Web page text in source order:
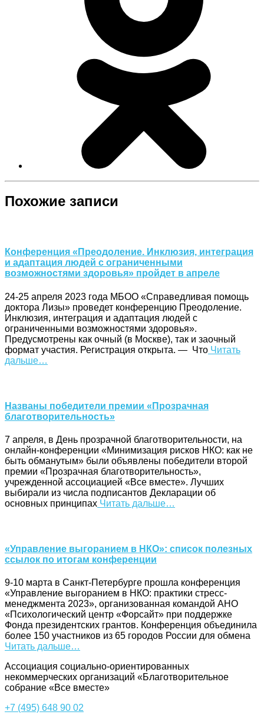
Похожие записи
Конференция «Преодоление. Инклюзия, интеграция
и адаптация людей с ограниченными
возможностями здоровья» пройдет в апреле
24-25 апреля 2023 года МБОО «Справедливая помощь
доктора Лизы» проведет конференцию Преодоление.
Инклюзия, интеграция и адаптация людей с
ограниченными возможностями здоровья».
Предусмотрены как очный (в Москве), так и заочный
формат участия. Регистрация открыта. — Что Читать
дальше…
Названы победители премии «Прозрачная
благотворительность»
7 апреля, в День прозрачной благотворительности, на
онлайн-конференции «Минимизация рисков НКО: как не
быть обманутым» были объявлены победители второй
премии «Прозрачная благотворительность»,
учрежденной ассоциацией «Все вместе». Лучших
выбирали из числа подписантов Декларации об
основных принципах Читать дальше…
«Управление выгоранием в НКО»: список полезных
ссылок по итогам конференции
9-10 марта в Санкт-Петербурге прошла конференция
«Управление выгоранием в НКО: практики стресс-
менеджмента 2023», организованная командой АНО
«Психологический центр «Форсайт» при поддержке
Фонда президентских грантов. Конференция объединила
более 150 участников из 65 городов России для обмена
Читать дальше…
Ассоциация cоциально-ориентированных
некоммерческих организаций «Благотворительное
собрание «Все вместе»
+7 (495) 648 90 02